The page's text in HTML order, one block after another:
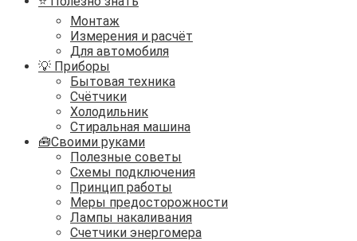
Монтаж
Измерения и расчёт
Для автомобиля
💡 Приборы
Бытовая техника
Счётчики
Холодильник
Стиральная машина
🧰Своими руками
Полезные советы
Схемы подключения
Принцип работы
Меры предосторожности
Лампы накаливания
Счетчики энергомера